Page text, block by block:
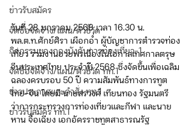
ข่าวรับสมัคร
จัดซื้อจัดจ้าง/แผน/ตัวชี้วัด
กิจกรรมของกองบังคับการท่องเที่ยว-1
จัดซื้อจัดจ้าง/แผน/ตัวชี้วัด ทท.1
ข่าวประกาศและคำสั่ง ทท.1
ข่าวรับสมัคร ทท.1
วันที่ 28 มกราคม 2568 เวลา 16.30 น.
พล.ต.ท.ศักย์ศิรา เผือกอ่ำ ผู้บัญชาการตำรวจท่อง
เที่ยว ร่วมงานอวยพรเนื่องในโอกาสเทศกาลตรุษ
จีนประเทศไทย ประจำปี 2568 ซึ่งจัดขึ้นเพื่อเฉลิม
ฉลองครบรอบ 50 ปี ความสัมพันธ์ทางการทูต
ไทย-จีน โดยมี นายสรวงศ์ เทียนทอง รัฐมนตรี
ว่าการกระทรวงการท่องเที่ยวและกีฬา และนาย
หาน จื้อเฉียง เอกอัครราชทูตสาธารณรัฐ